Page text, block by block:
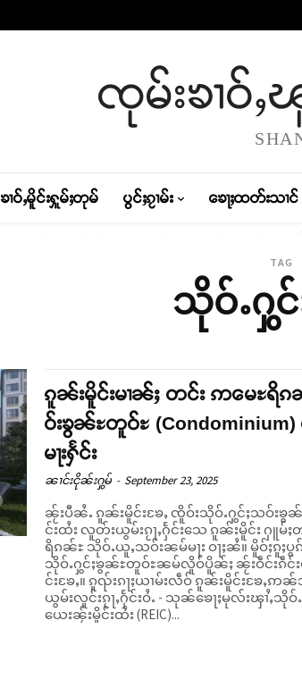
ၸုမ်းၶၢဝ်ႇ
ၶၢဝ်ႇမိူင်းႁူမ်ႈတုမ် ပွင်ႈၵႂၢမ်း ၶေႃႈထတ်းသၢင်
TAG
သိုဝ်ႉႁွ
ၵူၼ်းမိူင်းမၢၼ်ႈ တင်း ဢမေႊရိ
ဝ်းၶွၼ်ႊတူဝ်ႊ
မႃးႁႅင်း
ၼၢင်းငိုၼ်းႁွမ် - September 23, 2025
ၼႂ်းပီၼႆႉ ၵူၼ်းမိူင်းၶႄႇ ၸိူဝ်းသိုဝ်ႉႁွင်ႈသဝ်းၶွၼ်
င်းထႆး လူတ်းယွမ်းၵႂႃႇႁႅင်းသေ ၵူၼ်းမိူင်း ႁူမ်ႈ
ရိၵၼ်ႊ သိုဝ်ႉယူႇသဝ်းၼမ်မႃး ဝႃႈၼႆ။ မိူဝ်ႈၵူႈပွၵ်ႈပူၼ်ႉမႃး ၵူၼ်းမိူင်းၸိူဝ်း
သိုဝ်ႉႁွင်ႈၶွၼ်ႊတူဝ်ႊၼမ်လိူဝ်ပိူၼ်ႈ ၼႂ်းဝဵင်းၵဵင်
င်းၶႄႇ။ ၵူၺ်းၵႃႈယၢမ်းလဵဝ် ၵူၼ်းမိူင်းၶႄႇ
ယွမ်းလူင်းၵႂႃႇႁႅင်းဝႆႉ - သုၼ်ၶေႃႈမုလ်းၾၢႆႇ
ယေးၼႂ်းမိူင်းထႆး (REIC)...